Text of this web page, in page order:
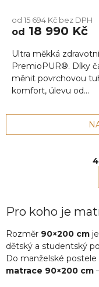
od 15 694 Kč bez DPH
od 18 990 Kč
Ultra měkká
PremioPUR®. Díky
měnit povrchovou
komfort, úlevu od...
Pro koho je
Rozměr 90×200 cm
dětský a studentský
Do manželské postele
matrace 90×200 cm